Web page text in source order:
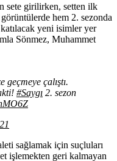
sete girilirken, setten ilk
hem 2. sezonda
yeni isimler yer
Sönmez, Muhammet
çalıştı.
#Saygı 2. sezon
sağlamak için suçluları
işlemekten geri kalmayan